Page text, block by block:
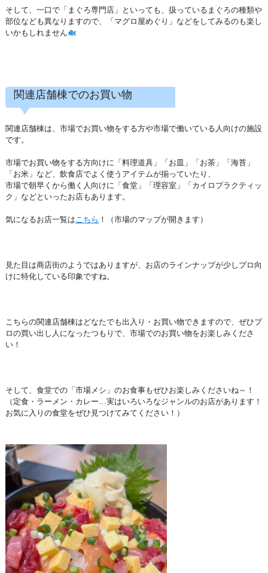
そして、一口で「まぐろ専門店」といっても、扱っているまぐろの種類や
部位なども異なりますので、「マグロ屋めぐり」などをしてみるのも楽し
いかもしれません
関連店舗棟でのお買い物
関連店舗棟は、市場でお買い物をする方や市場で働いている人向けの施設
です。
市場でお買い物をする方向けに「料理道具」「お皿」「お茶」「海苔」
「お米」など、飲食店でよく使うアイテムが揃っていたり、
市場で朝早くから働く人向けに「食堂」「理容室」「カイロプラクティッ
ク」などといったお店もあります。
気になるお店一覧はこちら ！（市場のマップが開きます）
見た目は商店街のようではありますが、お店のラインナップが少しプロ向
けに特化している印象ですね。
こちらの関連店舗棟はどなたでも出入り・お買い物できますので、ぜひプ
ロの買い出し人になったつもりで、市場でのお買い物をお楽しみくださ
い！
そして、食堂での「市場メシ」のお食事もぜひお楽しみくださいね～！
（定食・ラーメン・カレー…実はいろいろなジャンルのお店があります！
お気に入りの食堂をぜひ見つけてみてください！）